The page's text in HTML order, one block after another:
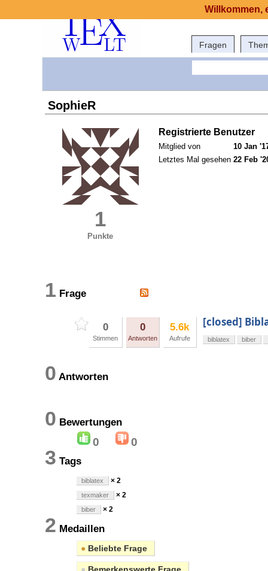
Fragen
SophieR
1
Punkte
Registrierte Benutzer
Mitglied von
10 Jan
Letztes Mal gesehen 22 Feb
1 Frage
0
Stimmen
0
Antworten
5.6k
Aufrufe
[closed]
biblatex biber
0 Antworten
0 Bewertungen
0 0
3 Tags
biblatex × 2
texmaker × 2
biber × 2
2 Medaillen
● Beliebte Frage
Willkommen,